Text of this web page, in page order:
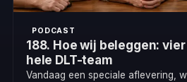
PODCAST
188. Hoe wij beleggen: vier vragen aan het
hele DLT-team
Vandaag een speciale aflevering,